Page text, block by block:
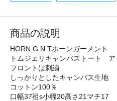
商品の説明
HORN G.N.Tホーンガーメント
トムジェリキャンバストート ア
フロントは刺繍
しっかりとしたキャンバス生地
コットン100％
口幅37祖s小幅20高さ21マチ17